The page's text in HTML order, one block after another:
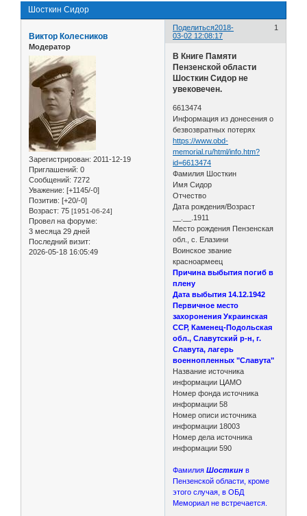
Шосткин Сидор
Поделиться 1
2018-
03-02 12:08:17
Виктор Колесников
Модератор
Зарегистрирован: 2011-12-19
Приглашений: 0
Сообщений: 7272
Уважение: [+1145/-0]
Позитив: [+20/-0]
Возраст: 75 [1951-06-24]
Провел на форуме:
3 месяца 29 дней
Последний визит:
2026-05-18 16:05:49
В Книге Памяти
Пензенской области
Шосткин Сидор не
увековечен.
6613474
Информация из донесения о
безвозвратных потерях
https://www.obd-
memorial.ru/html/info.htm?
id=6613474
Фамилия Шосткин
Имя Сидор
Отчество
Дата рождения/Возраст
__.__.1911
Место рождения Пензенская
обл., с. Елазини
Воинское звание
красноармеец
Причина выбытия погиб в
плену
Дата выбытия 14.12.1942
Первичное место
захоронения Украинская
ССР, Каменец-Подольская
обл., Славутский р-н, г.
Славута, лагерь
военнопленных "Славута"
Название источника
информации ЦАМО
Номер фонда источника
информации 58
Номер описи источника
информации 18003
Номер дела источника
информации 590
ФамилияШосткин в
Пензенской области, кроме
этого случая, в ОБД
Мемориал не встречается.